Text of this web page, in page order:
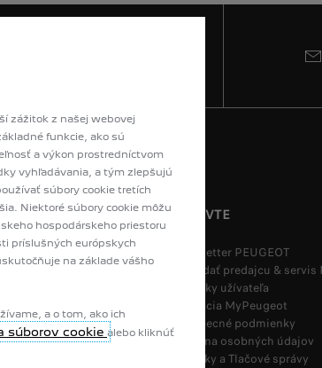
do servisu
akcií
Store
OBJAVTE
Newsletter PEUGEOT
Vyhľadať predajcu & servis
Príručky užívateľa
Aplikácia MyPeugeot
Všeobecné podmienky
Ochrana osobných údajov
Novinky a Tlačové správy
zážitok z našej webovej
funkcie, ako sú
a výkon prostredníctvom
vyhľadávania, a tým zlepšujú
súbory cookie tretích
Niektoré súbory cookie môžu
hospodárskeho priestoru
príslušných európskych
na základe vášho
a o tom, ako ich
súborov cookie alebo kliknúť